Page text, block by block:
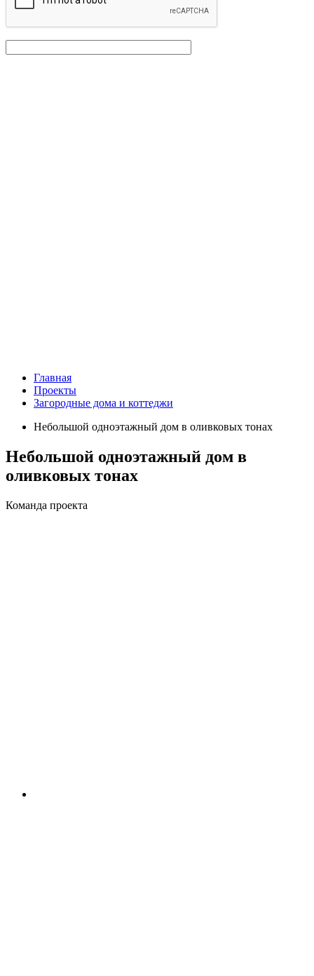
Главная
Проекты
Загородные дома и коттеджи
Небольшой одноэтажный дом в оливковых тонах
Небольшой одноэтажный дом в
оливковых тонах
Команда проекта